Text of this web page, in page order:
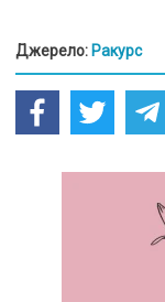
Джерело: Ракурс